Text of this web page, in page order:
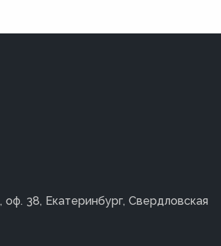
оф. 38, Екатеринбург, Свердловская